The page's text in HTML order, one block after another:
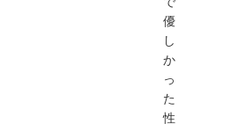
優
し
か
っ
た
性